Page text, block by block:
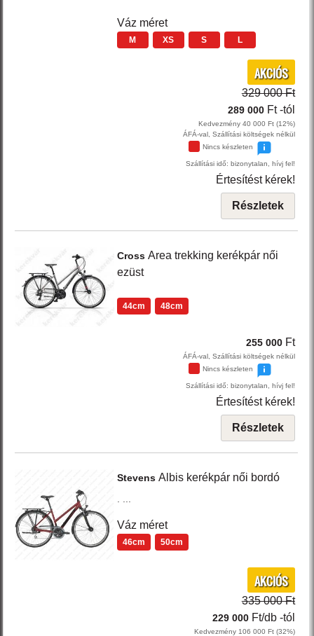
Váz méret
M XS S L
AKCIÓS
329 000 Ft
289 000 Ft -tól
Kedvezmény 40 000 Ft (12%)
ÁFÁ-val, Szállítási költségek nélkül
Nincs készleten
Szállítási idő: bizonytalan, hívj fel!
Értesítést kérek!
Részletek
Cross Area trekking kerékpár női
ezüst
44cm 48cm
255 000 Ft
ÁFÁ-val, Szállítási költségek nélkül
Nincs készleten
Szállítási idő: bizonytalan, hívj fel!
Értesítést kérek!
Részletek
Stevens Albis kerékpár női bordó
Váz méret
46cm 50cm
AKCIÓS
335 000 Ft
229 000 Ft/db -tól
Kedvezmény 106 000 Ft (32%)